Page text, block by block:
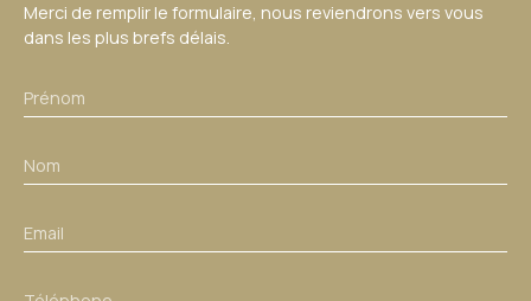
Merci de remplir le formulaire, nous reviendrons vers vous
dans les plus brefs délais.
Prénom
Nom
Email